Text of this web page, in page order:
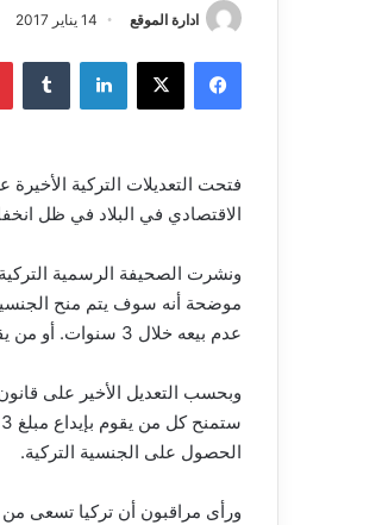
ادارة الموقع 14 يناير 2017
فيسبوك لينكدإن
فتحت التعديلات التركية
الاقتصادي في البلاد في ظل
ونشرت الصحيفة الرسمية
موضحة أنه سوف يتم منح
عدم بيعه خلال 3 سنوات. أو من يقوم باستثمار مبلغ لا يقل عن مليوني ليرة في السوق التركي.
وبحسب التعديل الأخير على
الحصول على الجنسية التركية.
ورأى مراقبون أن تركيا تسعى